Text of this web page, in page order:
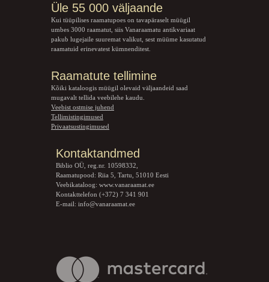
Üle 55 000 väljaande
Kui tüüpilises raamatupoes on tavapäraselt müügil
umbes 3000 raamatut, siis Vanaraamatu antikvariaat
pakub lugejaile suuremat valikut, sest müüme kasutatud
raamatuid erinevatest kümnenditest.
Raamatute tellimine
Kõiki kataloogis müügil olevaid väljaandeid saad
mugavalt tellida veebilehe kaudu.
Veebist ostmise juhend
Tellimistingimused
Privaatsustingimused
Kontaktandmed
Biblio OÜ, reg.nr. 10598332,
Raamatupood: Riia 5, Tartu, 51010 Eesti
Veebikataloog: www.vanaraamat.ee
Kontakttelefon (+372) 7 341 901
E-mail: info@vanaraamat.ee